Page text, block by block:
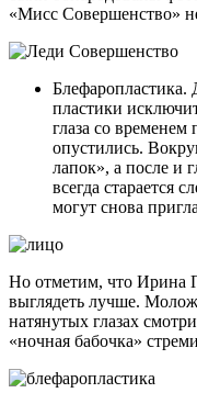
«Мисс Совершенство»
пластики
глаза со временем
опустились.
лапок», а после и
всегда старается
могут снова
Но отметим, что Ирина
выглядеть лучше.
натянутых глазах
«ночная бабочка»